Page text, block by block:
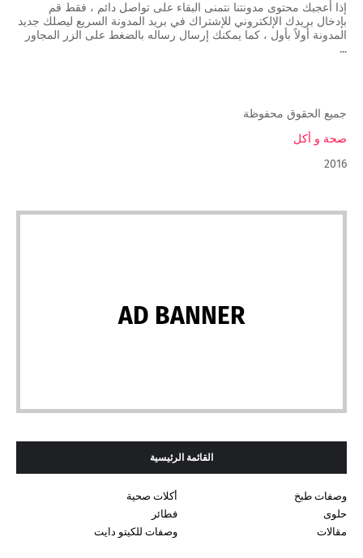
إذا أعجبك محتوى مدونتنا نتمنى البقاء على تواصل دائم ، فقط قم
بإدخال بريدك الإلكتروني للإشتراك في بريد المدونة السريع ليصلك جديد
المدونة أولاً بأول ، كما يمكنك إرسال رساله بالضغط على الزر المجاور
...
جميع الحقوق محفوظة
صحة و أكل
2016
AD BANNER
القائمة الرئيسية
أكلات صحية
وصفات طبخ
فطائر
حلوى
وصفات للكيتو دايت
مقالات